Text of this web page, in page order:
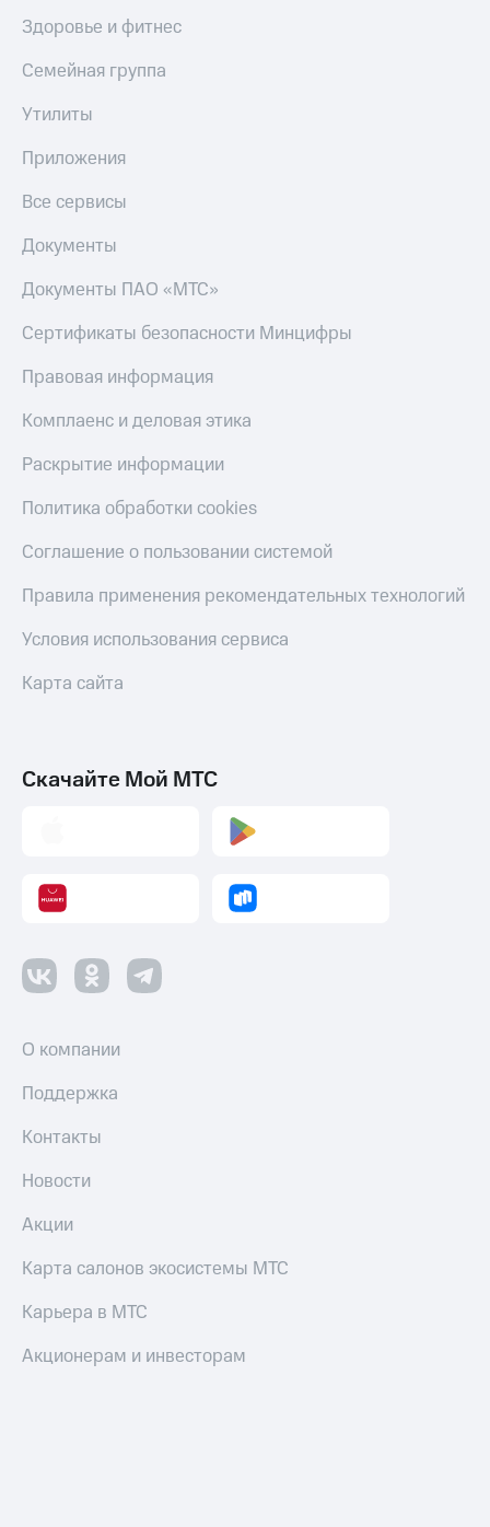
Здоровье и фитнес
Семейная группа
Утилиты
Приложения
Все сервисы
Документы
Документы ПАО «МТС»
Сертификаты безопасности Минцифры
Правовая информация
Комплаенс и деловая этика
Раскрытие информации
Политика обработки cookies
Соглашение о пользовании системой
Правила применения рекомендательных технологий
Условия использования сервиса
Карта сайта
Скачайте Мой МТС
О компании
Поддержка
Контакты
Новости
Акции
Карта салонов экосистемы МТС
Карьера в МТС
Акционерам и инвесторам